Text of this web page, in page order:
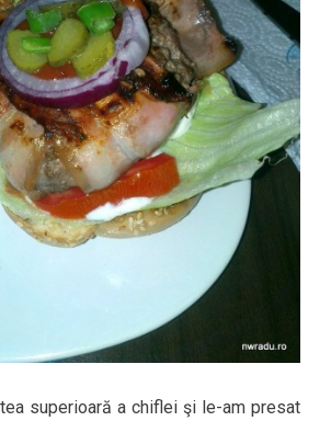
superioară a chiflei şi le-am presat